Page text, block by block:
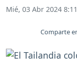
Mié, 03 Abr 2024
Comparte